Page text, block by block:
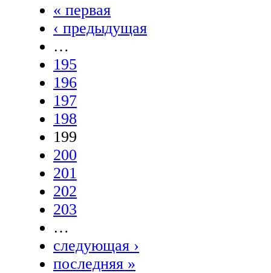
« первая
‹ предыдущая
…
195
196
197
198
199
200
201
202
203
…
следующая ›
последняя »